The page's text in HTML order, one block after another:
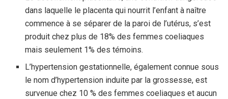
dans laquelle le placenta qui nourrit l’enfant à naître
commence à se séparer de la paroi de l’utérus, s’est
produit chez plus de 18% des femmes coeliaques
mais seulement 1% des témoins.
L’hypertension gestationnelle, également connue sous
le nom d’hypertension induite par la grossesse, est
survenue chez 10 % des femmes coeliaques et aucun